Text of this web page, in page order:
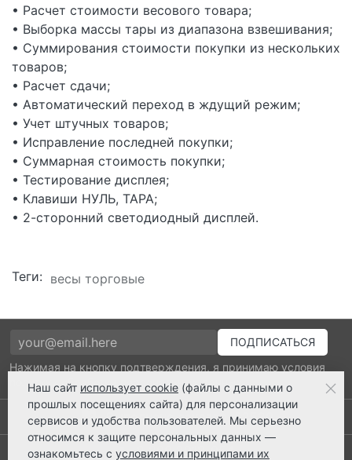
• Расчет стоимости весового товара;
• Выборка массы тары из диапазона взвешивания;
• Суммирования стоимости покупки из нескольких
товаров;
• Расчет сдачи;
• Автоматический переход в ждущий режим;
• Учет штучных товаров;
• Исправление последней покупки;
• Суммарная стоимость покупки;
• Тестирование дисплея;
• Клавиши НУЛЬ, ТАРА;
• 2-сторонний светодиодный дисплей.
Теги: весы торговые
Нажимая на кнопку подтверждения, я принимаю условия
политики обработки персональных данных
Выполнено заказов: 52520
8 800 2018-054
Наш сайт использует cookie (файлы с данными о
прошлых посещениях сайта) для персонализации
сервисов и удобства пользователей. Мы серьезно
относимся к защите персональных данных —
ознакомьтесь с условиями и принципами их